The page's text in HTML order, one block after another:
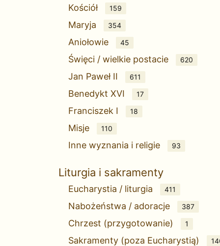
Kościół 159
Maryja 354
Aniołowie 45
Święci / wielkie postacie 620
Jan Paweł II 611
Benedykt XVI 17
Franciszek I 18
Misje 110
Inne wyznania i religie 93
Liturgia i sakramenty
Eucharystia / liturgia 411
Nabożeństwa / adoracje 387
Chrzest (przygotowanie) 1
Sakramenty (poza Eucharystią)